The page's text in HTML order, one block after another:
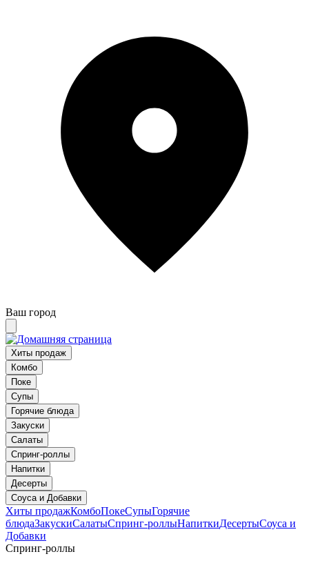
Ваш город
Хиты продаж
Комбо
Поке
Супы
Горячие блюда
Закуски
Салаты
Спринг-роллы
Напитки
Десерты
Соуса и Добавки
Хиты продажКомбоПокеСупыГорячие
блюдаЗакускиСалатыСпринг-роллыНапиткиДесертыСоуса и
Добавки
Спринг-роллы